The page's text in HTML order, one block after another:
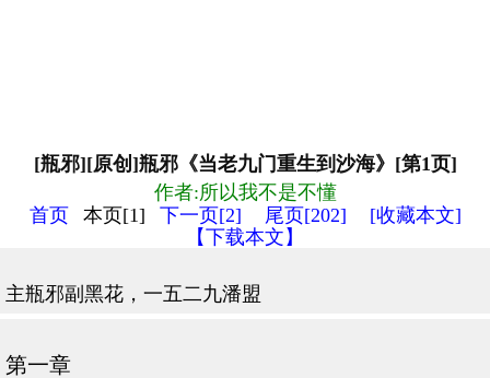
[瓶邪][原创]瓶邪《当老九门重生到沙海》[第1页]
作者:所以我不是不懂
首页
本页[1] 下一页[2] 尾页[202]
[收藏本文]
【下载本文】
主瓶邪副黑花，一五二九潘盟
第一章